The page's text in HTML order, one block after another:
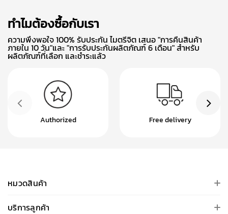
ทำไมต้องซื้อกับเรา
ความพึงพอใจ 100% รับประกัน ไมตรีจิต เสนอ "การคืนสินค้า
ภายใน 10 วัน"และ "การรับประกันผลิตภัณฑ์ 6 เดือน" สำหรับ
ผลิตภัณฑ์ที่เลือก และชำระแล้ว
Authorized Free delivery
หมวดสินค้า
บริการลูกค้า